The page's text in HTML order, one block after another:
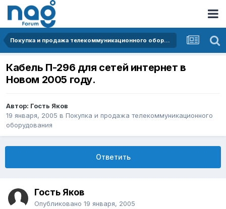
Покупка и продажа телекоммуникационного оборудования
Кабель П-296 для сетей интернет в
Новом 2005 году.
Автор: Гость Яков
19 января, 2005 в Покупка и продажа телекоммуникационного
оборудования
Ответить
Гость Яков
Опубликовано 19 января, 2005